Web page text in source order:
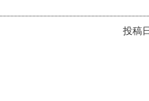
投稿